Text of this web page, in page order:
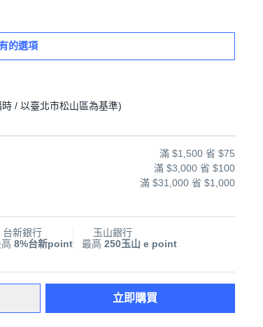
的選項
時 / 以臺北市松山區為基準)
滿 $1,500 省 $75
滿 $3,000 省 $100
滿 $31,000 省 $1,000
台新銀行
8%台新point
玉山銀行
最高 250玉山 e point
立即購買